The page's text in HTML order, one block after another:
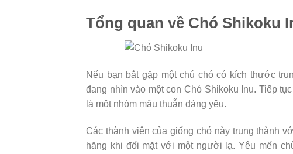
Tổng quan về Chó Shikoku
Nếu bạn bắt gặp một chú chó có kích thước
đang nhìn vào một con Chó Shikoku Inu. Tiếp
là một nhóm mâu thuẫn đáng yêu.
Các thành viên của giống chó này trung thành
hăng khi đối mặt với một người lạ. Yêu mến